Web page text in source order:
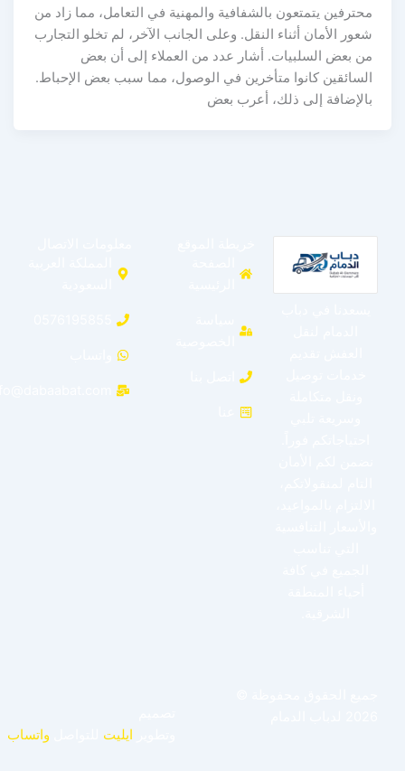
محترفين يتمتعون بالشفافية والمهنية في التعامل، مما زاد من
شعور الأمان أثناء النقل. وعلى الجانب الآخر، لم تخلو التجارب
من بعض السلبيات. أشار عدد من العملاء إلى أن بعض
السائقين كانوا متأخرين في الوصول، مما سبب بعض الإحباط.
بالإضافة إلى ذلك، أعرب بعض
الرئيسية
الخصوصية
اتصل بنا
عنا
السعودية
0576195855
واتساب
info@dabaabat.com
ايليتللتواصل واتساب